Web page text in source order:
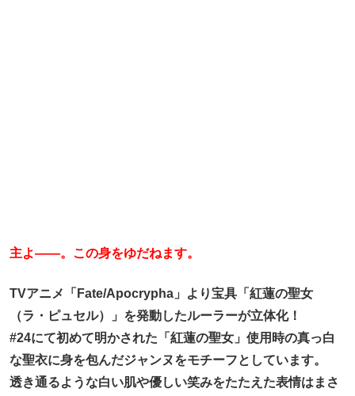
主よ――。この身をゆだねます。
TVアニメ「Fate/Apocrypha」より宝具「紅蓮の聖女
（ラ・ピュセル）」を発動したルーラーが立体化！
#24にて初めて明かされた「紅蓮の聖女」使用時の真っ白
な聖衣に身を包んだジャンヌをモチーフとしています。
透き通るような白い肌や優しい笑みをたたえた表情はまさ